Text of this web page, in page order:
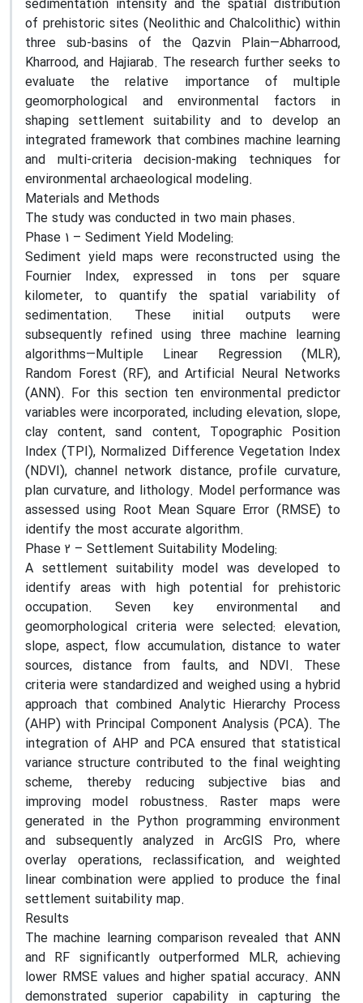
sedimentation intensity and the spatial distribution
of prehistoric sites (Neolithic and Chalcolithic) within
three sub-basins of the Qazvin Plain—Abharrood,
Kharrood, and Hajiarab. The research further seeks to
evaluate the relative importance of multiple
geomorphological and environmental factors in
shaping settlement suitability and to develop an
integrated framework that combines machine learning
and multi-criteria decision-making techniques for
environmental archaeological modeling.
Materials and Methods
The study was conducted in two main phases.
Phase 1 – Sediment Yield Modeling:
Sediment yield maps were reconstructed using the
Fournier Index, expressed in tons per square
kilometer, to quantify the spatial variability of
sedimentation. These initial outputs were
subsequently refined using three machine learning
algorithms—Multiple Linear Regression (MLR),
Random Forest (RF), and Artificial Neural Networks
(ANN). For this section ten environmental predictor
variables were incorporated, including elevation, slope,
clay content, sand content, Topographic Position
Index (TPI), Normalized Difference Vegetation Index
(NDVI), channel network distance, profile curvature,
plan curvature, and lithology. Model performance was
assessed using Root Mean Square Error (RMSE) to
identify the most accurate algorithm.
Phase 2 – Settlement Suitability Modeling:
A settlement suitability model was developed to
identify areas with high potential for prehistoric
occupation. Seven key environmental and
geomorphological criteria were selected: elevation,
slope, aspect, flow accumulation, distance to water
sources, distance from faults, and NDVI. These
criteria were standardized and weighed using a hybrid
approach that combined Analytic Hierarchy Process
(AHP) with Principal Component Analysis (PCA). The
integration of AHP and PCA ensured that statistical
variance structure contributed to the final weighting
scheme, thereby reducing subjective bias and
improving model robustness. Raster maps were
generated in the Python programming environment
and subsequently analyzed in ArcGIS Pro, where
overlay operations, reclassification, and weighted
linear combination were applied to produce the final
settlement suitability map.
Results
The machine learning comparison revealed that ANN
and RF significantly outperformed MLR, achieving
lower RMSE values and higher spatial accuracy. ANN
demonstrated superior capability in capturing the